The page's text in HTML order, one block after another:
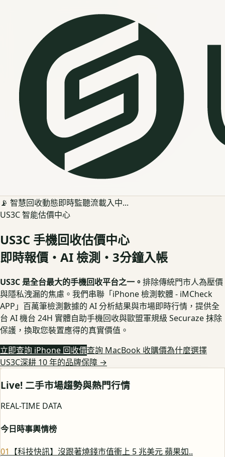
📡 智慧回收動態即時監聽流載入中...
US3C 智能估價中心
US3C 手機回收估價中心
即時報價・AI 檢測・3分鐘入帳
US3C 是全台最大的手機回收平台之一。 排除傳統門市人為壓價
與隱私洩漏的焦慮。我們串聯「iPhone 檢測軟體 - iMCheck
APP」百萬筆檢測數據的 AI 分析結果與市場即時行情，提供全
台 AI 機台 24H 實體自助手機回收與歐盟軍規級 Securaze 抹除
保護，換取您裝置應得的真實價值。
立即查詢 iPhone 回收價查詢 MacBook 收購價為什麼選擇
US3C深耕 10 年的品牌保障 →
Live! 二手市場趨勢與熱門行情
REAL-TIME DATA
今日時事輿情榜
01 【科技快訊】沒跟著燒錢市值衝上 5 兆美元 蘋果如..